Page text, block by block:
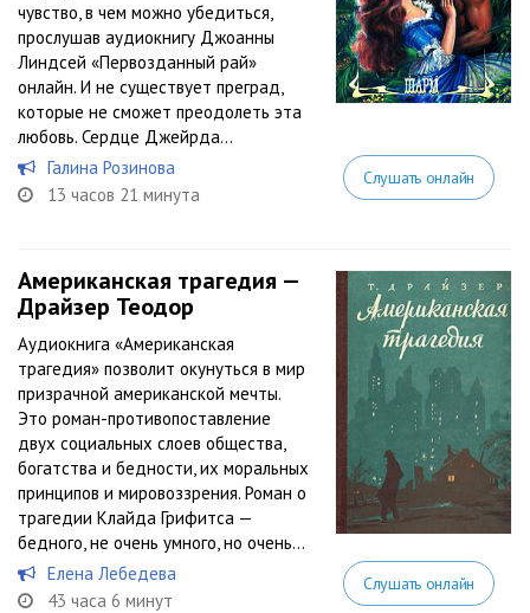
чувство, в чем можно убедиться,
прослушав аудиокнигу Джоанны
Линдсей «Первозданный рай»
онлайн. И не существует преград,
которые не сможет преодолеть эта
любовь. Сердце Джейрда...
Галина Розинова
13 часов 21 минута
Слушать онлайн
Американская трагедия —
Драйзер Теодор
Аудиокнига «Американская
трагедия» позволит окунуться в мир
призрачной американской мечты.
Это роман-противопоставление
двух социальных слоев общества,
богатства и бедности, их моральных
принципов и мировоззрения. Роман о
трагедии Клайда Грифитса —
бедного, не очень умного, но очень...
Елена Лебедева
43 часа 6 минут
Слушать онлайн